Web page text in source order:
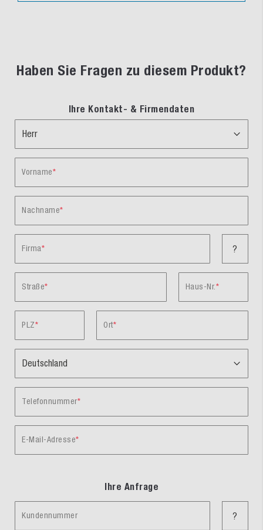
Haben Sie Fragen zu diesem Produkt?
Ihre Kontakt- & Firmendaten
Vorname
Nachname
Firma ?
Straße Haus-Nr.
PLZ Ort
Telefonnummer
E-Mail-Adresse
Ihre Anfrage
Kundennummer ?